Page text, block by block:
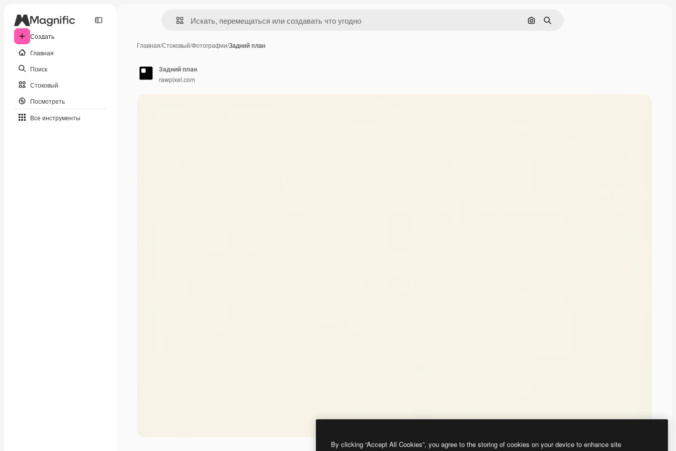
Создать
Главная
Поиск
Стоковый
Посмотреть
Все инструменты
Поиск по изображению
Поиск
Главная/Стоковый/Фотографии/Задний план
Задний план
rawpixel.com
By clicking “Accept All Cookies”, you agree to the storing of cookies on your device to enhance site